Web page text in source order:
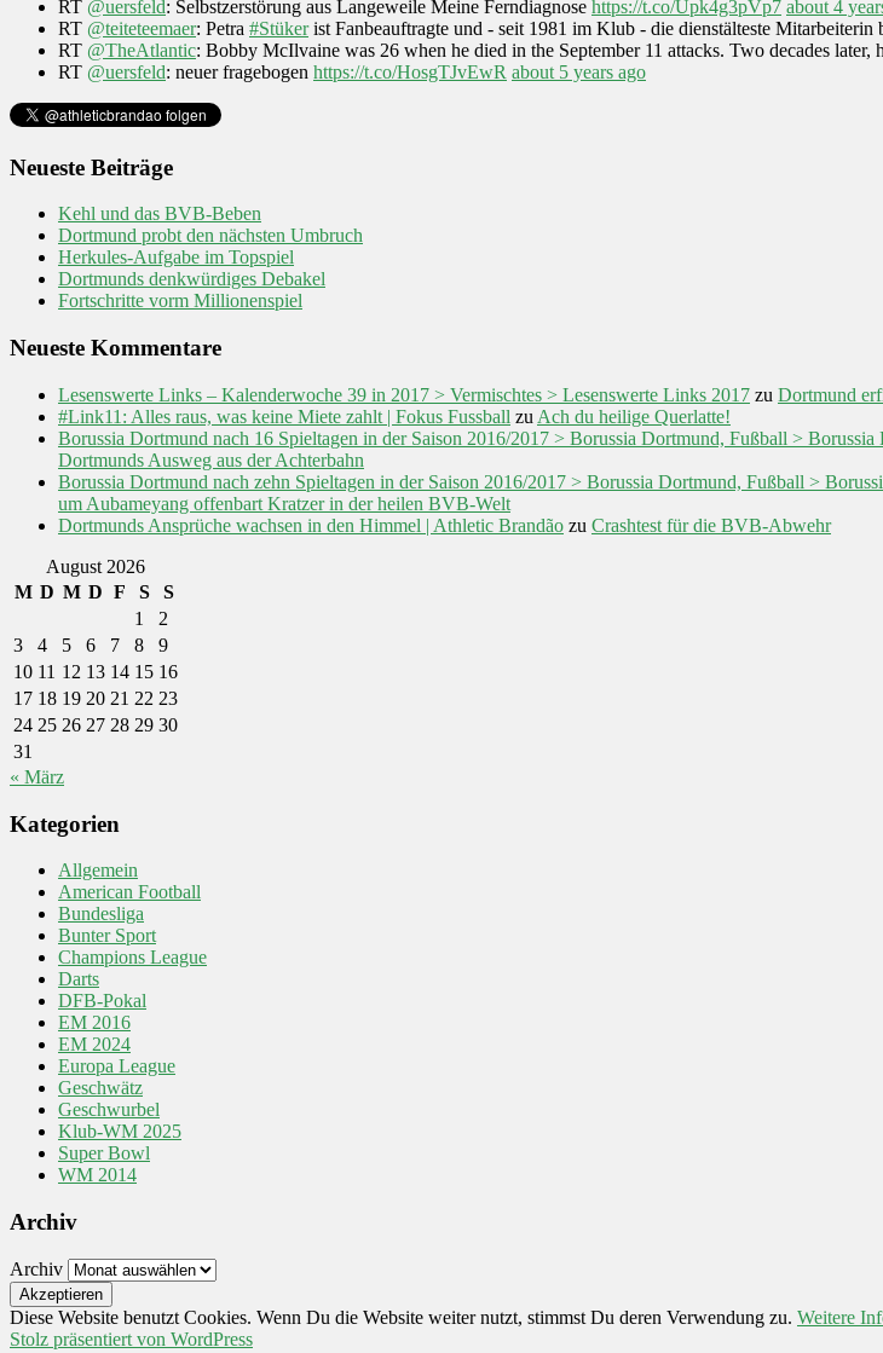
RT @uersfeld: Selbstzerstörung aus Langeweile Meine Ferndiagnose https://t.co/Upk4g3pVp7 about 4
RT @teiteteemaer: Petra #Stükerist Fanbeauftragte und - seit 1981 im Klub - die dienstälteste Mitarbeiterin
RT @TheAtlantic: Bobby McIlvaine was 26 when he died in the September 11 attacks. Two decades
RT @uersfeld: neuer fragebogen https://t.co/HosgTJvEwR about 5 years ago
Neueste Beiträge
Kehl und das BVB-Beben
Dortmund probt den nächsten Umbruch
Herkules-Aufgabe im Topspiel
Dortmunds denkwürdiges Debakel
Fortschritte vorm Millionenspiel
Neueste Kommentare
Lesenswerte Links – Kalenderwoche 39 in 2017 > Vermischtes > Lesenswerte Links 2017 zu Dortmund
#Link11: Alles raus, was keine Miete zahlt | Fokus Fussball zu Ach du heilige Querlatte!
Borussia Dortmund nach 16 Spieltagen in der Saison 2016/2017 > Borussia Dortmund, Fußball >
Dortmunds Ausweg aus der Achterbahn
Borussia Dortmund nach zehn Spieltagen in der Saison 2016/2017 > Borussia Dortmund, Fußball >
um Aubameyang offenbart Kratzer in der heilen BVB-Welt
Dortmunds Ansprüche wachsen in den Himmel | Athletic Brandão zu Crashtest für die BVB-Abwehr
August 2026
M D M D F S
S
1
2
3
4 5 6 7 8
9
10 11 12 13 14 15 16
17 18 19 20 21 22 23
24 25 26 27 28 29 30
31
« März
Kategorien
Allgemein
American Football
Bundesliga
Bunter Sport
Champions League
Darts
DFB-Pokal
EM 2016
EM 2024
Europa League
Geschwätz
Geschwurbel
Klub-WM 2025
Super Bowl
WM 2014
Archiv
Archiv
Diese Website benutzt Cookies. Wenn Du die Website weiter nutzt, stimmst Du deren Verwendung zu. Weitere
Stolz präsentiert von WordPress